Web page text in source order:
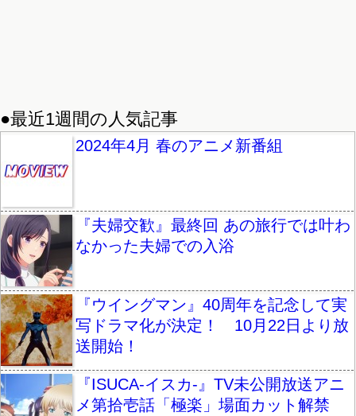
●最近1週間の人気記事
2024年4月 春のアニメ新番組
『夫婦交歓』最終回 あの旅行では叶わ
なかった夫婦での入浴
『ウイングマン』40周年を記念して実
写ドラマ化が決定！ 10月22日より放
送開始！
『ISUCA-イスカ-』TV未公開放送アニ
メ第拾壱話「極楽」場面カット解禁